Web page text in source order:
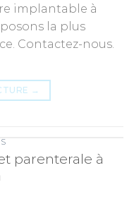
implantable à
la plus
Contactez-nous.
→
parenterale à